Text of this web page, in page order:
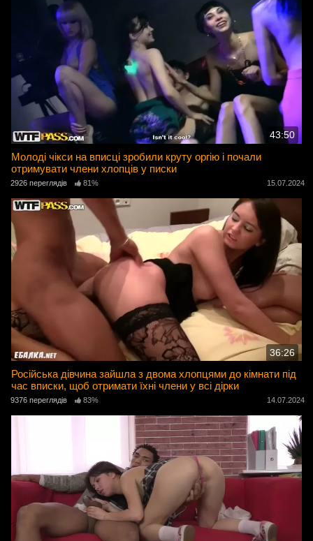
43:50
Молоді чікси на вписці зробили круту оргію і почали
отримувати члени хлопців у писки
2926 переглядів 81% 15.07.2024
36:26
Російська дівчина зайшла з двома хлопцями до кімнати під
час вписки, щоб отримати їхні члени у всі дірки
9376 переглядів 83% 14.07.2024